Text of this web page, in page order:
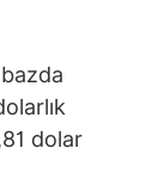
dolar